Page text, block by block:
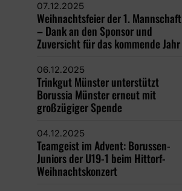
07.12.2025
Weihnachtsfeier der 1. Mannschaft
– Dank an den Sponsor und
Zuversicht für das kommende Jahr
06.12.2025
Trinkgut Münster unterstützt
Borussia Münster erneut mit
großzügiger Spende
04.12.2025
Teamgeist im Advent: Borussen-
Juniors der U19-1 beim Hittorf-
Weihnachtskonzert